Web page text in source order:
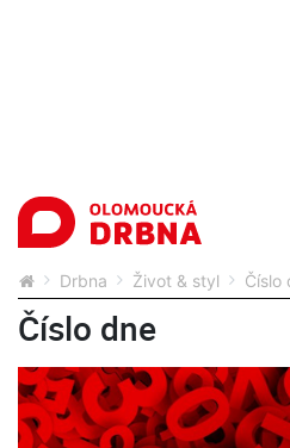
Drbna Život & styl Číslo
Číslo dne